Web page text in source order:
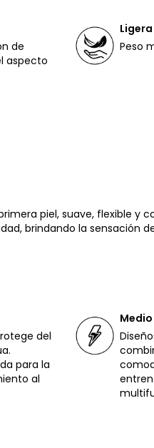
de
aspecto
Ligera
Peso
piel, suave, flexible y
brindando la sensación
del
para la
al